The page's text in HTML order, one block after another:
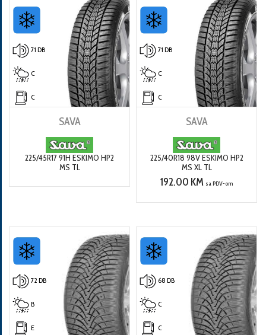
71 DB
C
C
SAVA
225/45R17 91H ESKIMO HP2
MS TL
71 DB
C
C
SAVA
225/40R18 98V ESKIMO HP2
MS XL TL
192.00 KM sa PDV-om
72 DB
B
E
68 DB
C
C